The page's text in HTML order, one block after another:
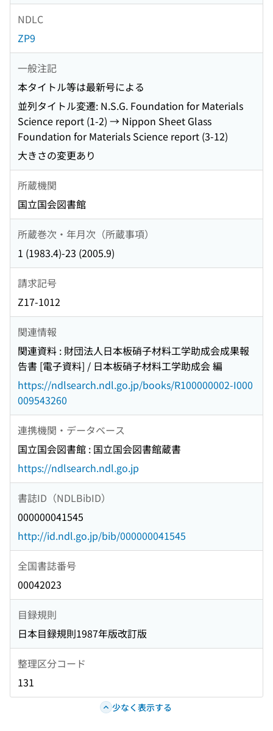
NDLC
ZP9
一般注記
本タイトル等は最新号による
並列タイトル変遷: N.S.G. Foundation for Materials
Science report (1-2) → Nippon Sheet Glass
Foundation for Materials Science report (3-12)
大きさの変更あり
所蔵機関
国立国会図書館
所蔵巻次・年月次（所蔵事項）
1 (1983.4)-23 (2005.9)
請求記号
Z17-1012
関連情報
関連資料 : 財団法人日本板硝子材料工学助成会成果報
告書 [電子資料] / 日本板硝子材料工学助成会 編
https://ndlsearch.ndl.go.jp/books/R100000002-I000
009543260
連携機関・データベース
国立国会図書館 : 国立国会図書館蔵書
https://ndlsearch.ndl.go.jp
書誌ID（NDLBibID）
000000041545
http://id.ndl.go.jp/bib/000000041545
全国書誌番号
00042023
目録規則
日本目録規則1987年版改訂版
整理区分コード
131
少なく表示する